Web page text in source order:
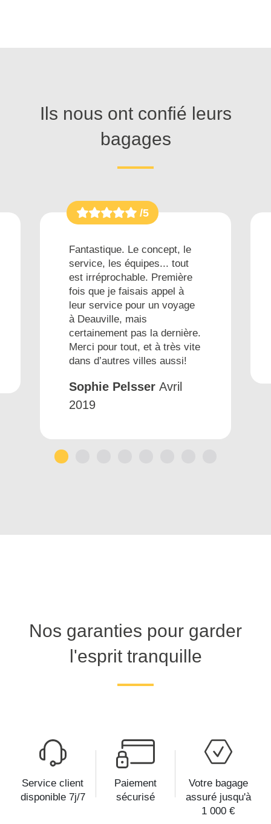
Ils nous ont confié leurs
bagages
/5
Fantastique. Le concept, le
service, les équipes... tout
est irréprochable. Première
fois que je faisais appel à
leur service pour un voyage
à Deauville, mais
certainement pas la dernière.
Merci pour tout, et à très vite
dans d’autres villes aussi!
Sophie Pelsser Avril
2019
Nos garanties pour garder
l'esprit tranquille
Service client
disponible 7j/7
Paiement
sécurisé
Votre bagage
assuré jusqu'à
1 000 €